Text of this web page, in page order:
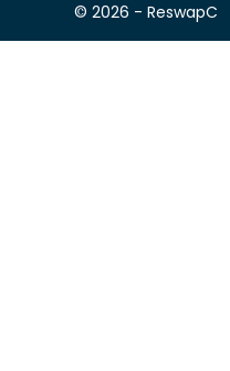
© 2026 - ReswapC